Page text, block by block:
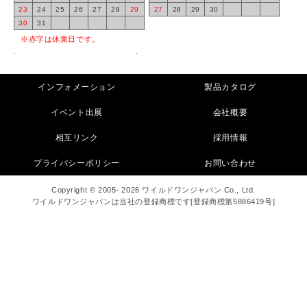
23 24 25 26 27 28
29
30
31
27 28 29 30
※赤字は休業日です。
インフォメーション 製品カタログ
イベント出展 会社概要
相互リンク 採用情報
プライバシーポリシー お問い合わせ
Copyright © 2005- 2026 ワイルドワンジャパン Co., Ltd.
ワイルドワンジャパンは当社の登録商標です[登録商標第5886419号]